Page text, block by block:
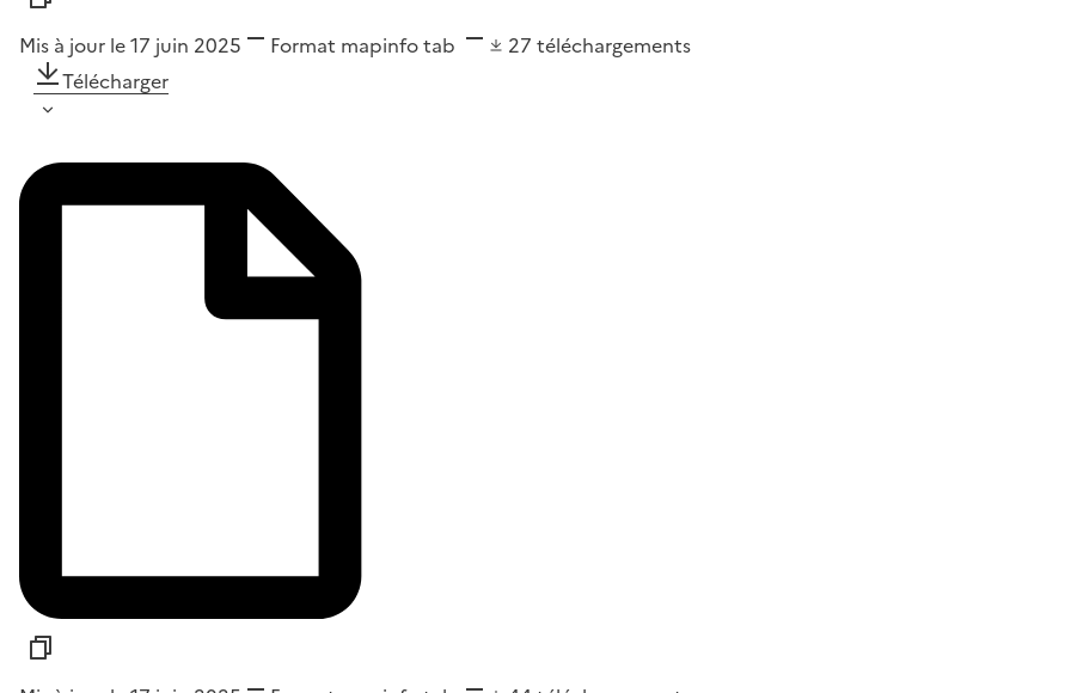
Mis à jour le 17 juin 2025 Format mapinfo tab 27 téléchargements
Télécharger